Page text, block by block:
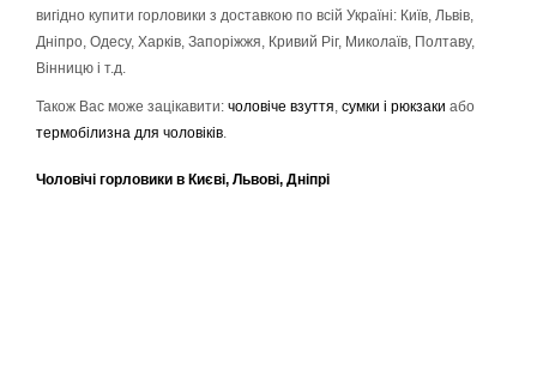
вигідно купити горловики з доставкою по всій Україні: Київ, Львів,
Дніпро, Одесу, Харків, Запоріжжя, Кривий Ріг, Миколаїв, Полтаву,
Вінницю і т.д.
Також Вас може зацікавити: чоловіче взуття, сумки і рюкзаки або
термобілизна для чоловіків.
Чоловічі горловики в Києві, Львові, Дніпрі